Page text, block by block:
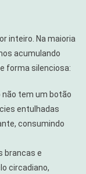
inteiro. Na maioria
acumulando
forma silenciosa:
não tem um botão
entulhadas
consumindo
brancas e
circadiano,